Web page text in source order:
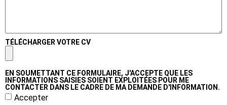
TÉLÉCHARGER VOTRE CV
EN SOUMETTANT CE FORMULAIRE, J'ACCEPTE QUE LES
INFORMATIONS SAISIES SOIENT EXPLOITÉES POUR ME
CONTACTER DANS LE CADRE DE MA DEMANDE D'INFORMATION.
Accepter